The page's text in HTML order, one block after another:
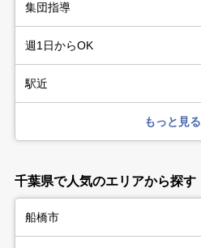
集団指導
週1日からOK
駅近
もっと見る
千葉県で人気のエリアから探す
船橋市